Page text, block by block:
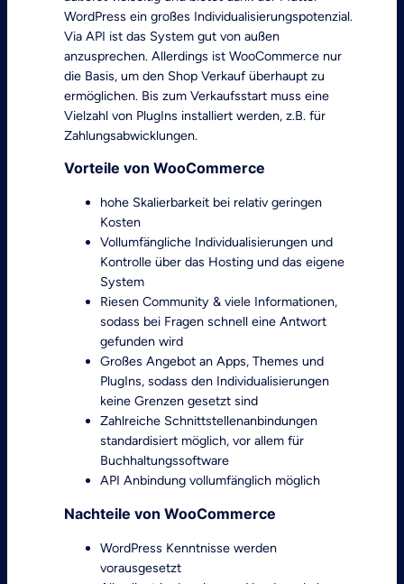
WordPress ein großes Individualisierungspotenzial.
Via API ist das System gut von außen
anzusprechen. Allerdings ist WooCommerce nur
die Basis, um den Shop Verkauf überhaupt zu
ermöglichen. Bis zum Verkaufsstart muss eine
Vielzahl von PlugIns installiert werden, z.B. für
Zahlungsabwicklungen.
Vorteile von WooCommerce
hohe Skalierbarkeit bei relativ geringen
Kosten
Vollumfängliche Individualisierungen und
Kontrolle über das Hosting und das eigene
System
Riesen Community & viele Informationen,
sodass bei Fragen schnell eine Antwort
gefunden wird
Großes Angebot an Apps, Themes und
PlugIns, sodass den Individualisierungen
keine Grenzen gesetzt sind
Zahlreiche Schnittstellenanbindungen
standardisiert möglich, vor allem für
Buchhaltungssoftware
API Anbindung vollumfänglich möglich
Nachteile von WooCommerce
WordPress Kenntnisse werden
vorausgesetzt